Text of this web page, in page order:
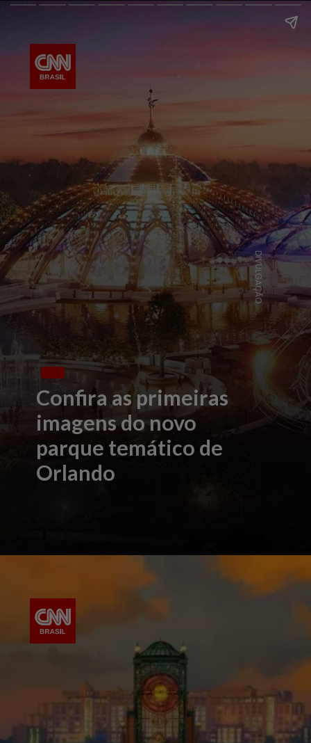
Confira as primeiras
imagens do novo
parque temático de
Orlando
DIVULGAÇÃO